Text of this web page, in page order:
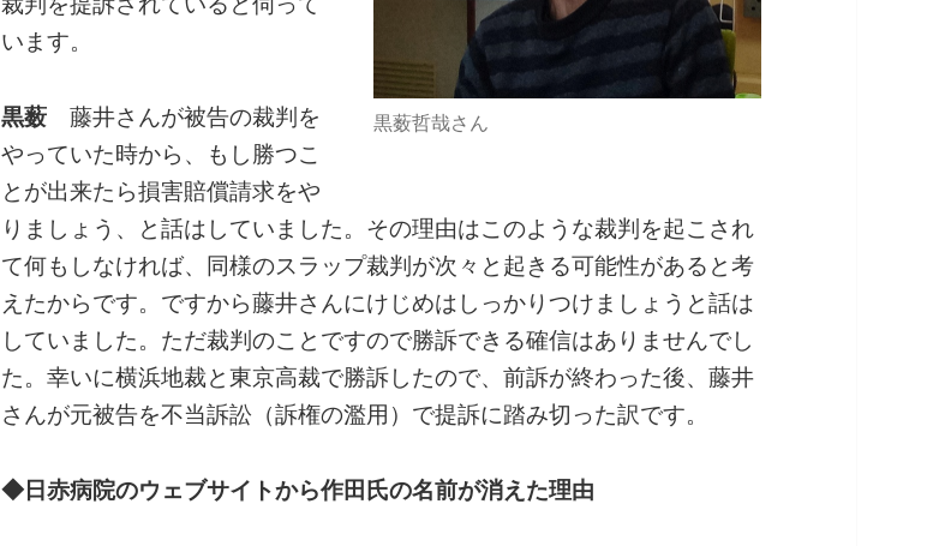
黒薮哲哉さん
います。
黒薮 藤井さんが被告の裁判を
やっていた時から、もし勝つこ
とが出来たら損害賠償請求をや
りましょう、と話はしていました。その理由はこのような裁判を起こされ
て何もしなければ、同様のスラップ裁判が次々と起きる可能性があると考
えたからです。ですから藤井さんにけじめはしっかりつけましょうと話は
していました。ただ裁判のことですので勝訴できる確信はありませんでし
た。幸いに横浜地裁と東京高裁で勝訴したので、前訴が終わった後、藤井
さんが元被告を不当訴訟（訴権の濫用）で提訴に踏み切った訳です。
◆日赤病院のウェブサイトから作田氏の名前が消えた理由